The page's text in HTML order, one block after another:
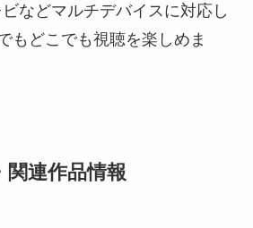
などマルチデバイスに対応し
もどこでも視聴を楽しめま
関連作品情報